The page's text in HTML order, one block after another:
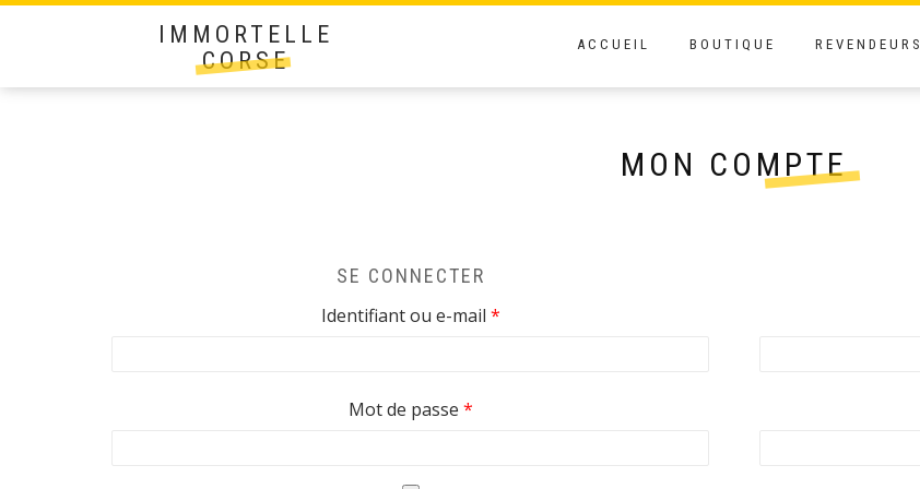
IMMORTELLE
CORSE
ACCUEIL BOUTIQUE REVENDEURS
MON COMPTE
SE CONNECTER
Identifiant ou e-mail *Obligatoire
Mot de passe *Obligatoire